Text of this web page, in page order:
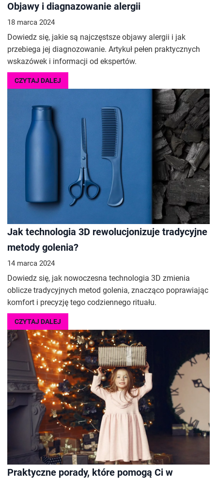
Objawy i diagnazowanie alergii
18 marca 2024
Dowiedz się, jakie są najczęstsze objawy alergii i jak
przebiega jej diagnozowanie. Artykuł pełen praktycznych
wskazówek i informacji od ekspertów.
CZYTAJ DALEJ
Jak technologia 3D rewolucjonizuje tradycyjne
metody golenia?
14 marca 2024
Dowiedz się, jak nowoczesna technologia 3D zmienia
oblicze tradycyjnych metod golenia, znacząco poprawiając
komfort i precyzję tego codziennego rituału.
CZYTAJ DALEJ
Praktyczne porady, które pomogą Ci w